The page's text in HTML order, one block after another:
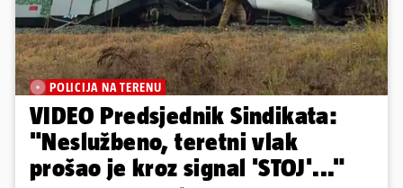
POLICIJA NA TERENU
VIDEO Predsjednik Sindikata:
"Neslužbeno, teretni vlak
prošao je kroz signal 'STOJ'..."